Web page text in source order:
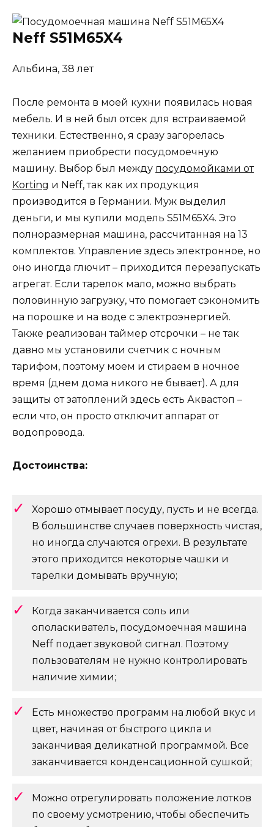
Neff S51M65X4
Альбина, 38 лет
После ремонта в моей кухни появилась новая
мебель. И в ней был отсек для встраиваемой
техники. Естественно, я сразу загорелась
желанием приобрести посудомоечную
машину. Выбор был между посудомойками от
Korting и Neff, так как их продукция
производится в Германии. Муж выделил
деньги, и мы купили модель S51M65X4. Это
полноразмерная машина, рассчитанная на 13
комплектов. Управление здесь электронное, но
оно иногда глючит – приходится перезапускать
агрегат. Если тарелок мало, можно выбрать
половинную загрузку, что помогает сэкономить
на порошке и на воде с электроэнергией.
Также реализован таймер отсрочки – не так
давно мы установили счетчик с ночным
тарифом, поэтому моем и стираем в ночное
время (днем дома никого не бывает). А для
защиты от затоплений здесь есть Аквастоп –
если что, он просто отключит аппарат от
водопровода.
Достоинства:
Хорошо отмывает посуду, пусть и не всегда.
В большинстве случаев поверхность чистая,
но иногда случаются огрехи. В результате
этого приходится некоторые чашки и
тарелки домывать вручную;
Когда заканчивается соль или
ополаскиватель, посудомоечная машина
Neff подает звуковой сигнал. Поэтому
пользователям не нужно контролировать
наличие химии;
Есть множество программ на любой вкус и
цвет, начиная от быстрого цикла и
заканчивая деликатной программой. Все
заканчивается конденсационной сушкой;
Можно отрегулировать положение лотков
по своему усмотрению, чтобы обеспечить